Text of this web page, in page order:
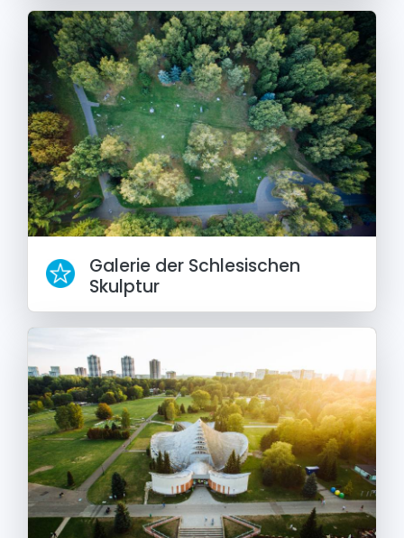
Galerie der Schlesischen
Skulptur